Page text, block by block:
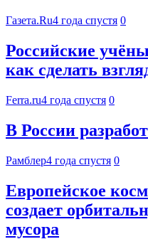
Газета.Ru4 года спустя 0
Российские
как сделать
Ferra.ru4 года спустя 0
В России
Рамблер4 года спустя 0
Европейское
создает
мусора